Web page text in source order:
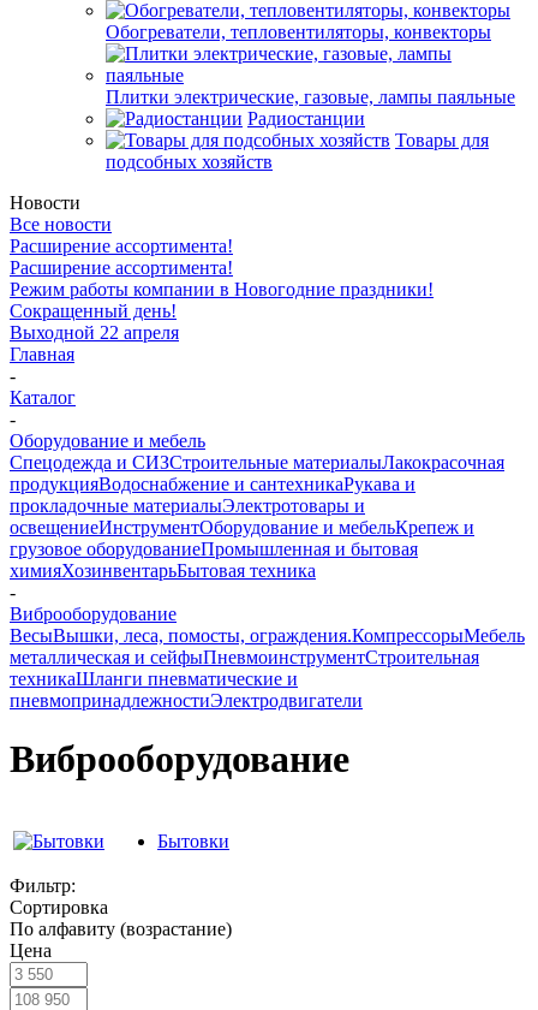
Обогреватели, тепловентиляторы, конвекторы
Плитки электрические, газовые, лампы паяльные
Радиостанции
Товары для
подсобных хозяйств
Новости
Все новости
Расширение ассортимента!
Расширение ассортимента!
Режим работы компании в Новогодние праздники!
Сокращенный день!
Выходной 22 апреля
Главная
-
Каталог
-
Оборудование и мебель
Спецодежда и СИЗСтроительные материалыЛакокрасочная
продукцияВодоснабжение и сантехникаРукава и
прокладочные материалыЭлектротовары и
освещениеИнструментОборудование и мебельКрепеж и
грузовое оборудованиеПромышленная и бытовая
химияХозинвентарьБытовая техника
-
Виброоборудование
ВесыВышки, леса, помосты, ограждения.КомпрессорыМебель
металлическая и сейфыПневмоинструментСтроительная
техникаШланги пневматические и
пневмопринадлежностиЭлектродвигатели
Виброоборудование
Бытовки
Фильтр:
Сортировка
По алфавиту (возрастание)
Цена